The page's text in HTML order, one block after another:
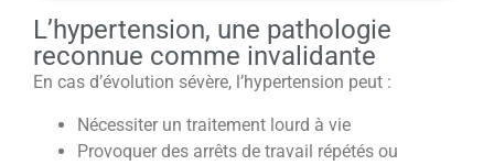
L’hypertension, une pathologie
reconnue comme invalidante
En cas d’évolution sévère, l’hypertension peut :
Nécessiter un traitement lourd à vie
Provoquer des arrêts de travail répétés ou